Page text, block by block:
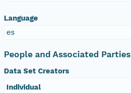
Language
es
People and Associated Parties
Data Set Creators
Individual